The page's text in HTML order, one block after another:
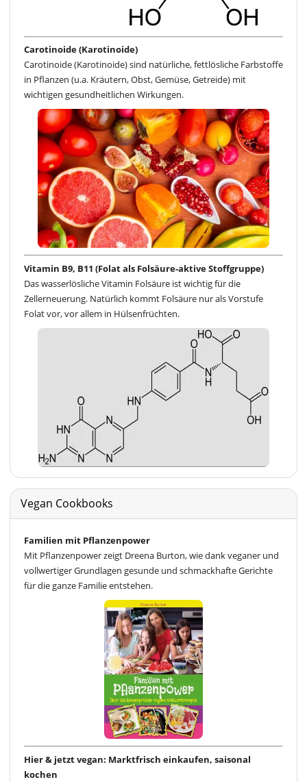
Carotinoide (Karotinoide)
Carotinoide (Karotinoide) sind natürliche, fettlösliche Farbstoffe
in Pflanzen (u.a. Kräutern, Obst, Gemüse, Getreide) mit
wichtigen gesundheitlichen Wirkungen.
Vitamin B9, B11 (Folat als Folsäure-aktive Stoffgruppe)
Das wasserlösliche Vitamin Folsäure ist wichtig für die
Zellerneuerung. Natürlich kommt Folsäure nur als Vorstufe
Folat vor, vor allem in Hülsenfrüchten.
Vegan Cookbooks
Familien mit Pflanzenpower
Mit Pflanzenpower zeigt Dreena Burton, wie dank veganer und
vollwertiger Grundlagen gesunde und schmackhafte Gerichte
für die ganze Familie entstehen.
Hier & jetzt vegan: Marktfrisch einkaufen, saisonal
kochen